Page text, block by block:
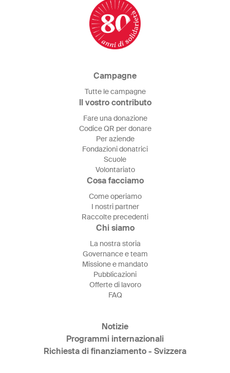
Campagne
Tutte le campagne
Il vostro contributo
Fare una donazione
Codice QR per donare
Per aziende
Fondazioni donatrici
Scuole
Volontariato
Cosa facciamo
Come operiamo
I nostri partner
Raccolte precedenti
Chi siamo
La nostra storia
Governance e team
Missione e mandato
Pubblicazioni
Offerte di lavoro
FAQ
Notizie
Programmi internazionali
Richiesta di finanziamento - Svizzera